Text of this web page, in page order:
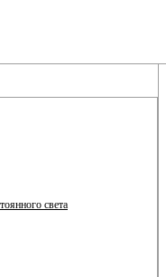
света